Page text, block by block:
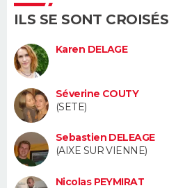
BONS PLANS
Carte de Noël
Carte Bonne année
Carte Saint-Valentin
Carte Pâques
Carte d'anniversaire
DICTIONNAIRE
Dictionnaire
Biographies
Citations
Expressions
Proverbes
PROGRAMME TV
COPAINS D'AVANT
S'inscrire
Se connecter
Lycées
Collèges
Primaires
Universités
Entreprises
Service militaire
Avis de recherche
AVIS DE DÉCÈS
ILS SE SONT CROISÉS
Karen DELAGE
Séverine COUTY
(SETE)
Sebastien DELEAGE
(AIXE SUR VIENNE)
Nicolas PEYMIRAT